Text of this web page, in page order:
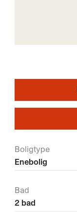
Boligtype
Enebolig
Bad
2 bad